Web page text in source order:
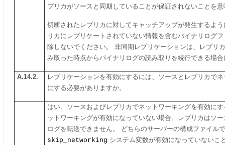
プリカがソースと同期していることが保証されないことを
切断されたレプリカに対してキャッチアップが発生するよ
リカにレプリケートされていない情報を含むバイナリログ
除しないでください。 非同期レプリケーションは、レプリ
み取った時点からバイナリログの読み取りを続行できる場
A.14.2.
レプリケーションを有効にするには、ソースとレプリカで
にする必要がありますか。
はい、ソースおよびレプリカでネットワーキングを有効に
ットワーキングが有効になっていない場合、レプリカはソ
ログを転送できません。 どちらのサーバーの構成ファイル
skip_networking システム変数が有効になっていないこ